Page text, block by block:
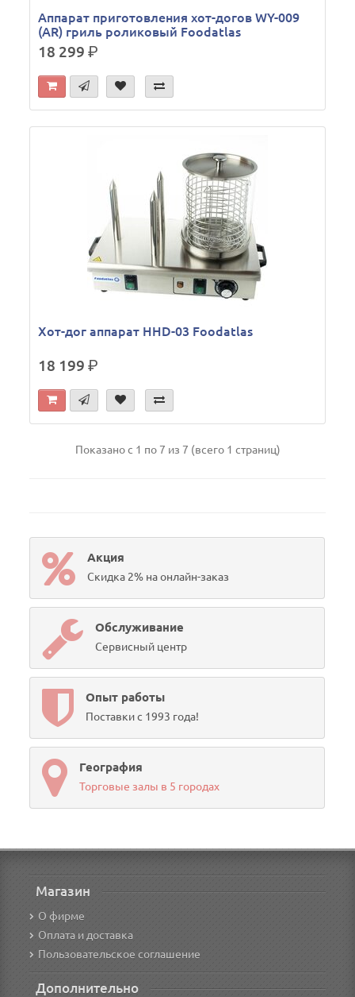
Аппарат приготовления хот-догов WY-009
(AR) гриль роликовый Foodatlas
18 299р.
Хот-дог аппарат HHD-03 Foodatlas
18 199р.
Показано с 1 по 7 из 7 (всего 1 страниц)
Акция
Скидка 2% на онлайн-заказ
Обслуживание
Сервисный центр
Опыт работы
Поставки с 1993 года!
География
Торговые залы в 5 городах
Магазин
О фирме
Оплата и доставка
Пользовательское соглашение
Дополнительно